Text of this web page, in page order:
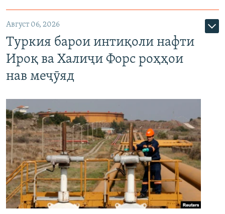
Август 06, 2026
Туркия барои интиқоли нафти
Ироқ ва Халиҷи Форс роҳҳои
нав меҷӯяд